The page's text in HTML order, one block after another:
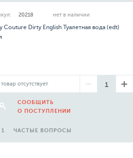
20218 нет в наличии
Couture Dirty English Туалетная вода (edt)
товар отсутствует
СООБЩИТЬ
О ПОСТУПЛЕНИИ
ЧАСТЫЕ ВОПРОСЫ